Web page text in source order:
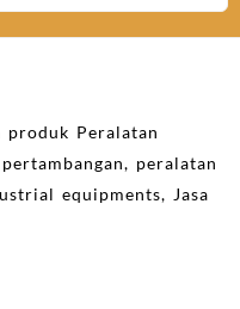
produk Peralatan
peralatan
equipments, Jasa